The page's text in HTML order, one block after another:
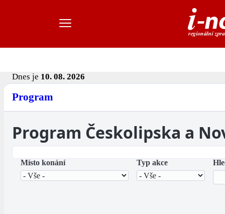
Dnes je 10. 08. 2026
Program
Program Českolipska a
Místo konání Typ akce